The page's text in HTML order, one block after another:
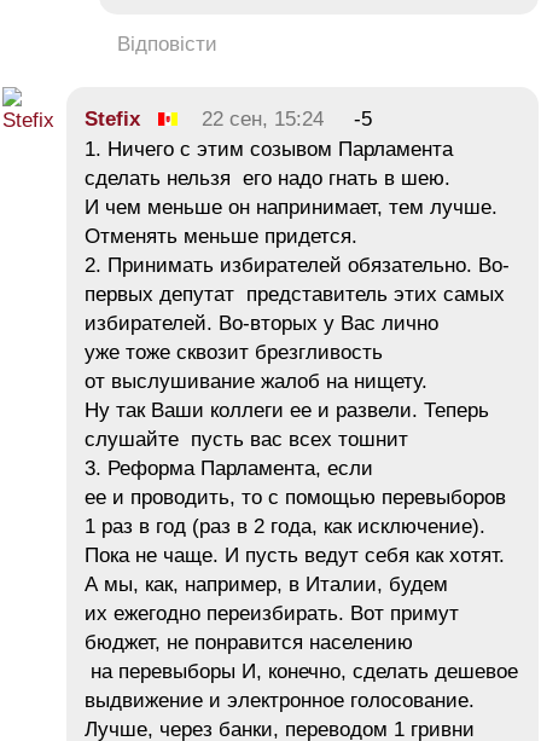
Відповісти
Stefix 22 сен, 15:24
-5
1. Ничего с этим созывом Парламента
сделать нельзя его надо гнать в шею.
И чем меньше он напринимает, тем лучше.
Отменять меньше придется.
2. Принимать избирателей обязательно. Во-
первых депутат представитель этих самых
избирателей. Во-вторых у Вас лично
уже тоже сквозит брезгливость
от выслушивание жалоб на нищету.
Ну так Ваши коллеги ее и развели. Теперь
слушайте пусть вас всех тошнит
3. Реформа Парламента, если
ее и проводить, то с помощью перевыборов
1 раз в год (раз в 2 года, как исключение).
Пока не чаще. И пусть ведут себя как хотят.
А мы, как, например, в Италии, будем
их ежегодно переизбирать. Вот примут
бюджет, не понравится населению
на перевыборы И, конечно, сделать дешевое
выдвижение и электронное голосование.
Лучше, через банки, переводом 1 гривни